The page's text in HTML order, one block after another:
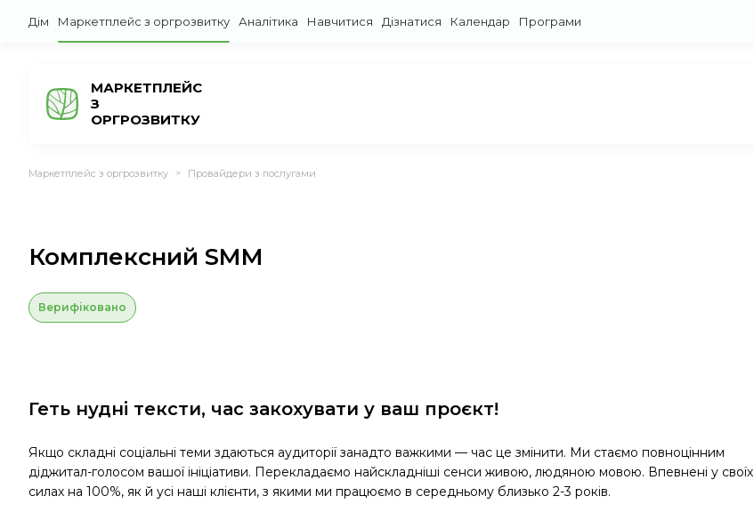
Дім Маркетплейс з оргрозвитку Аналітика Навчитися Дізнатися Календар Програми
МАРКЕТПЛЕЙС
З
ОРГРОЗВИТКУ
Маркетплейс з оргрозвитку > Провайдери з послугами
Комплексний SMM
Верифіковано
Геть нудні тексти, час закохувати у ваш проєкт!
Якщо складні соціальні теми здаються аудиторії занадто важкими — час це змінити. Ми стаємо повноцінним
діджитал-голосом вашої ініціативи. Перекладаємо найскладніші сенси живою, людяною мовою. Впевнені у своїх
силах на 100%, як й усі наші клієнти, з якими ми працюємо в середньому близько 2-3 років.